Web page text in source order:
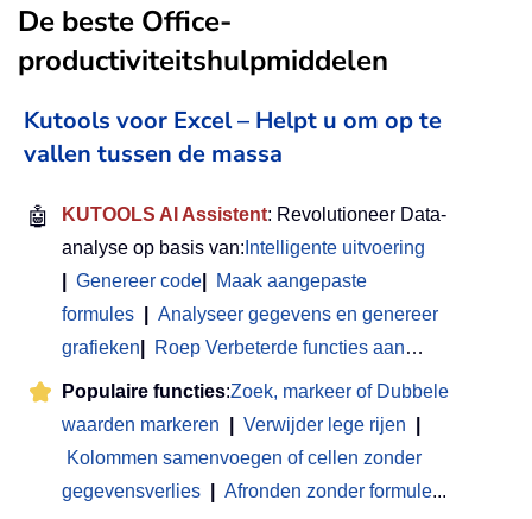
De beste Office-
productiviteitshulpmiddelen
Kutools voor Excel – Helpt u om op te
vallen tussen de massa
🤖 KUTOOLS AI Assistent: Revolutioneer Data-
analyse op basis van: Intelligente uitvoering
Genereer code
Maak aangepaste
formules
Analyseer gegevens en genereer
grafieken
Roep Verbeterde functies aan…
Populaire functies:Zoek, markeer of Dubbele
waarden markeren
Verwijder lege rijen
Kolommen samenvoegen of cellen zonder
gegevensverlies
Afronden zonder formule...